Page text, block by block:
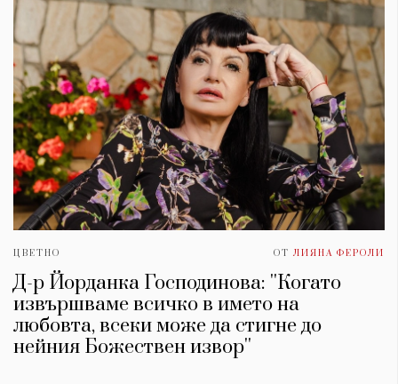
ЦВЕТНО ОТ ЛИЯНА ФЕРОЛИ
Д-р Йорданка Господинова: ''Когато
извършваме всичко в името на
любовта, всеки може да стигне до
нейния Божествен извор''